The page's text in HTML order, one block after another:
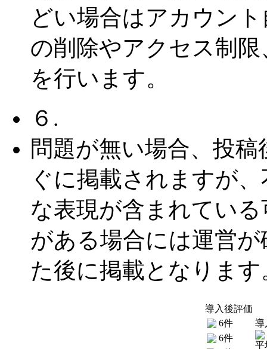
どい場合はアカウント
の削除やアクセス制限
を行います。
６.
問題が無い場合、投稿
ぐに掲載されますが
な表現が含まれている
がある場合には運営が
た後に掲載となります
導入後評価
6件
6件
導
平